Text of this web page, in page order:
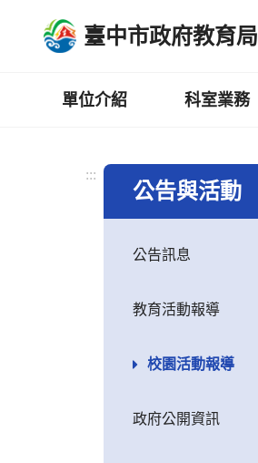
臺中市政府教育局
單位介紹 科室業務
:::
公告與活動
公告訊息
教育活動報導
校園活動報導
政府公開資訊